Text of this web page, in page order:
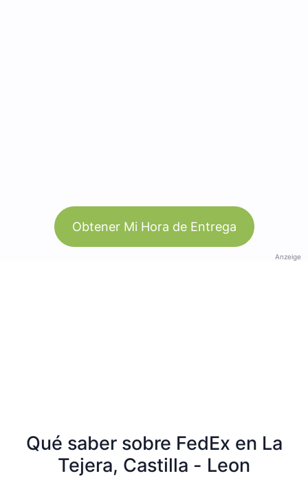
Obtener Mi Hora de Entrega
Anzeige
Qué saber sobre FedEx en La
Tejera, Castilla - Leon